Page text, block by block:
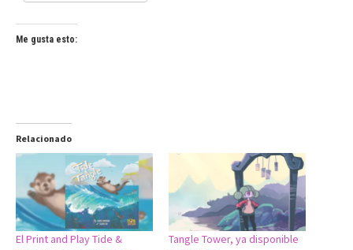
Me gusta esto:
Relacionado
El Print and Play Tide &
Tangle Tower, ya disponible